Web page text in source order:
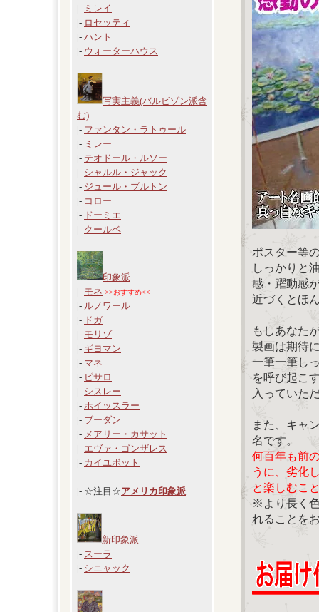
|- ミレイ
|- ロセッティ
|- ハント
|- ウォーターハウス
写実主義(バルビゾン派含
む)
|- ファンタン・ラトゥール
|- ミレー
|- テオドール・ルソー
|- シャルル・ジャック
|- ジュール・ブルトン
|- コロー
|- ドーミエ
|- クールベ
印象派
|- モネ >>おすすめ<<
|- ルノワール
|- ドガ
|- モリゾ
|- ギヨマン
|- マネ
|- ピサロ
|- シスレー
|- ホイッスラー
|- ブーダン
|- メアリー・カサット
|- エヴァ・ゴンザレス
|- カイユボット
|- ☆注目☆アメリカ印象派
新印象派
|- スーラ
|- シニャック
ポスター等
しっかりと
感・躍動感
近づくとほ
もしあなた
製画は期待
一筆一筆し
を呼び起こ
入っていた
また、キャ
名です。
何百年も前
うに、劣化
と楽しむこ
※より長く
れることを